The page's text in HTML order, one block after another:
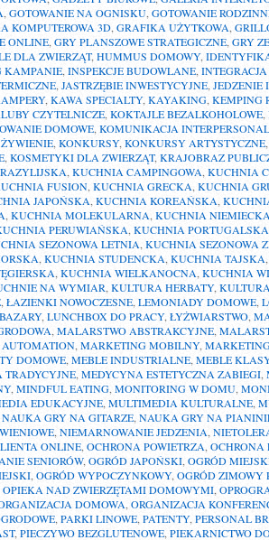
GOTOWANIE NA OGNISKU GOTOWANIE
KOMPUTEROWA 3D GRAFIKA UŻYTKOWA
ONLINE, GRY PLANSZOWE STRATEGICZNE GRY
DLA ZWIERZĄT, HUMMUS DOMOWY,
KAMPANIE INSPEKCJE BUDOWLANE
JASTRZĘBIE INWESTYCYJNE JEDZENIE
, KAWA SPECIALTY, KAYAKING, KEMPING
CZYTELNICZE KOKTAJLE BEZALKOHOLOWE
DOMOWE KOMUNIKACJA
KONKURSY, KONKURSY ARTYSTYCZNE
KOSMETYKI DLA ZWIERZĄT, KRAJOBRAZ
, KUCHNIA CAMPINGOWA, KUCHNIA
FUSION KUCHNIA GRECKA KUCHNIA
JAPOŃSKA KUCHNIA KOREAŃSKA
KUCHNIA MOLEKULARNA, KUCHNIA
PERUWIAŃSKA, KUCHNIA PORTUGALSKA
SEZONOWA LETNIA KUCHNIA SEZONOWA
KUCHNIA STUDENCKA KUCHNIA TAJSKA
, KUCHNIA WIELKANOCNA KUCHNIA
NA WYMIAR KULTURA HERBATY,
, ŁAZIENKI NOWOCZESNE LEMONIADY DOMOWE
, LUNCHBOX DO PRACY, ŁYŻWIARSTWO
MALARSTWO ABSTRAKCYJNE
MARKETING MOBILNY,
DOMOWE MEBLE INDUSTRIALNE MEBLE
TRADYCYJNE, MEDYCYNA ESTETYCZNA ZABIEGI
, MINDFUL EATING MONITORING W DOMU
EDUKACYJNE MULTIMEDIA KULTURALNE
NAUKA GRY NA GITARZE NAUKA GRY NA
, NIEMARNOWANIE JEDZENIA
ONLINE OCHRONA POWIETRZA OCHRONA
SENIORÓW, OGRÓD JAPOŃSKI OGRÓD
, OGRÓD WYPOCZYNKOWY, OGRÓD ZIMOWY
OPIEKA NAD ZWIERZĘTAMI DOMOWYMI,
DOMOWA ORGANIZACJA
PARKI LINOWE PATENTY, PERSONAL
, PIECZYWO BEZGLUTENOWE PIEKARNICTWO